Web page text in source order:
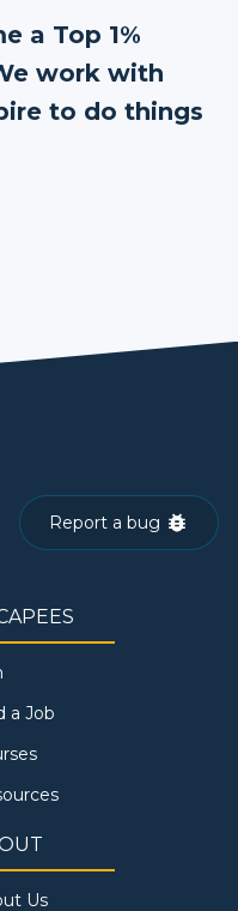
a Top 1%
work with
to do things
Report a bug
a Job
Us